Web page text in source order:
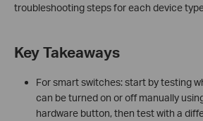
troubleshooting steps for each device
Key Takeaways
For smart switches: start by testing
can be turned on or off manually
hardware button, then test with a